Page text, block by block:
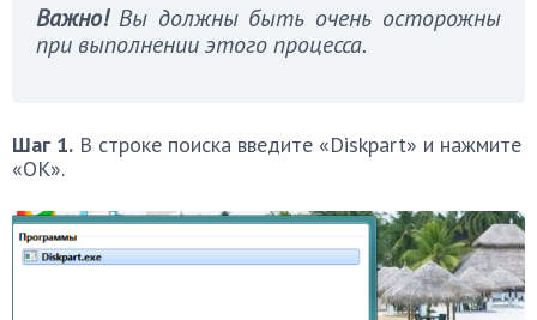
Важно!Вы должны быть очень осторожны
при выполнении этого процесса.
Шаг 1. В строке поиска введите «Diskpart» и нажмите
«ОК».